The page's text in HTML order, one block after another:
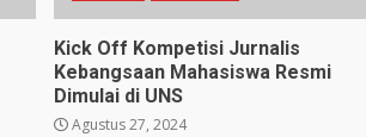
Kick Off Kompetisi Jurnalis
Kebangsaan Mahasiswa Resmi
Dimulai di UNS
Agustus 27, 2024